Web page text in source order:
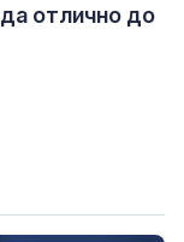
отлично до